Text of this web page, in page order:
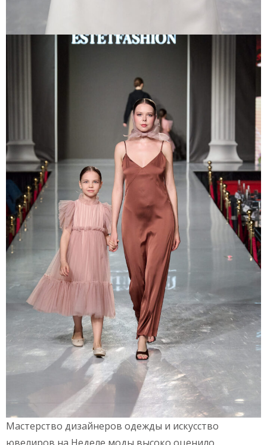
Мастерство дизайнеров одежды и искусство